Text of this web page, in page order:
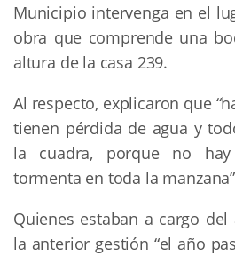
Municipio intervenga en el
obra que comprende una
altura de la casa 239.
Al respecto, explicaron que
tienen pérdida de agua y
la cuadra, porque no
tormenta en toda la
Quienes estaban a cargo
la anterior gestión “el año